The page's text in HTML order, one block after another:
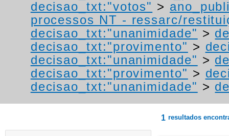
decisao_txt:"votos" >
processos NT - ressarc/
decisao_txt:"unanimidade" >
decisao_txt:"provimento" >
decisao_txt:"unanimidade" >
decisao_txt:"provimento" >
decisao_txt:"unanimidade" >
1 resultados